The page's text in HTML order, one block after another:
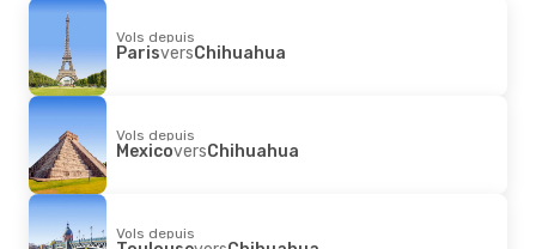
Vols depuis
ParisversChihuahua
Vols depuis
MexicoversChihuahua
Vols depuis